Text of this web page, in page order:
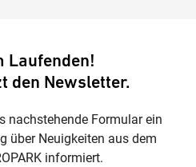
Laufenden!
den Newsletter.
nachstehende Formular ein
über Neuigkeiten aus dem
informiert.